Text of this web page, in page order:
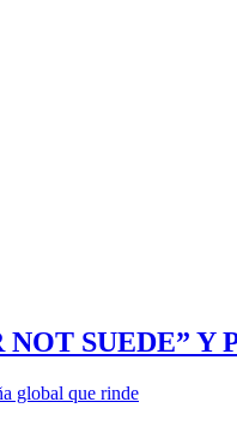
SUEDE” Y
global que rinde